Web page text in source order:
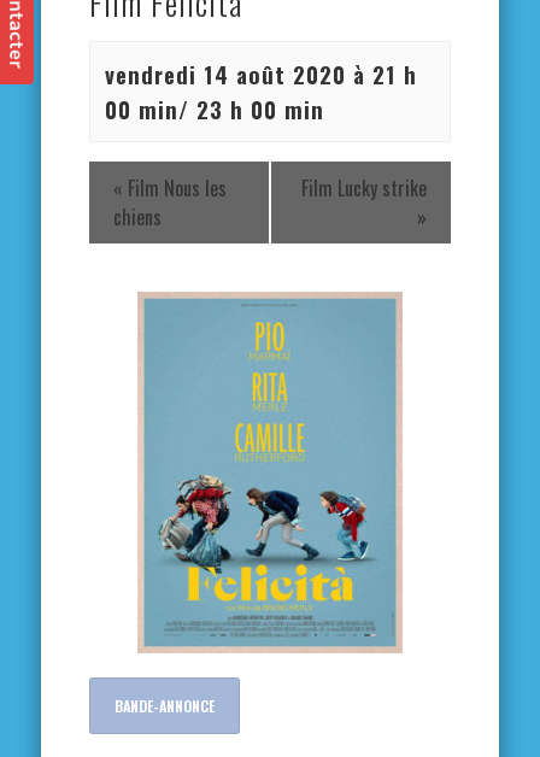
vendredi 14 août 2020 à 21 h
00 min/ 23 h 00 min
« Film Nous les
chiens
Film Lucky strike
»
BANDE-ANNONCE